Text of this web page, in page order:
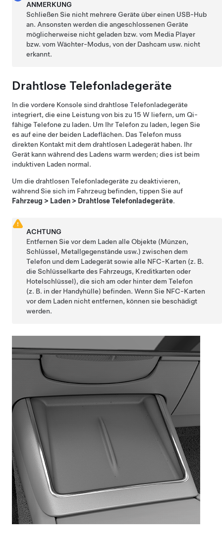
ANMERKUNG
Schließen Sie nicht mehrere Geräte über einen USB-Hub
an. Ansonsten werden die angeschlossenen Geräte
möglicherweise nicht geladen bzw. vom Media Player
bzw. vom Wächter-Modus, von der Dashcam usw. nicht
erkannt.
Drahtlose Telefonladegeräte
In die vordere Konsole sind drahtlose Telefonladegeräte
integriert, die eine Leistung von bis zu 15 W liefern, um Qi-
fähige Telefone zu laden. Um Ihr Telefon zu laden, legen Sie
es auf eine der beiden Ladeflächen. Das Telefon muss
direkten Kontakt mit dem drahtlosen Ladegerät haben. Ihr
Gerät kann während des Ladens warm werden; dies ist beim
induktiven Laden normal.
Um die drahtlosen Telefonladegeräte zu deaktivieren,
während Sie sich im Fahrzeug befinden, tippen Sie auf
Fahrzeug > Laden > Drahtlose Telefonladegeräte.
ACHTUNG
Entfernen Sie vor dem Laden alle Objekte (Münzen,
Schlüssel, Metallgegenstände usw.) zwischen dem
Telefon und dem Ladegerät sowie alle NFC-Karten (z. B.
die Schlüsselkarte des Fahrzeugs, Kreditkarten oder
Hotelschlüssel), die sich am oder hinter dem Telefon
(z. B. in der Handyhülle) befinden. Wenn Sie NFC-Karten
vor dem Laden nicht entfernen, können sie beschädigt
werden.